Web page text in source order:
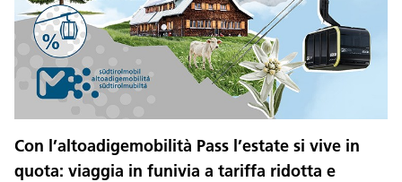
Lingua:
DEU
ITA LAD ENG
Con l’altoadigemobilità Pass l’estate si vive in
quota: viaggia in funivia a tariffa ridotta e